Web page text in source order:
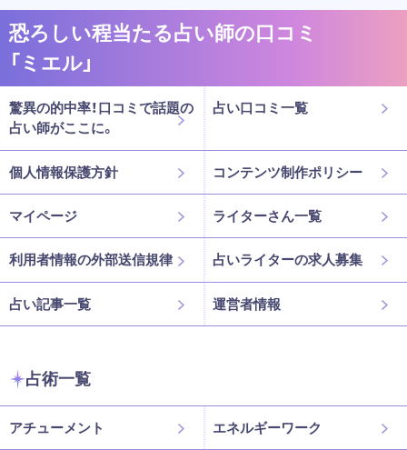
恐ろしい程当たる占い師の口コミ
「ミエル」
驚異の的中率！口コミで話題の
占い師がここに。
占い口コミ一覧
個人情報保護方針 コンテンツ制作ポリシー
マイページ ライターさん一覧
利用者情報の外部送信規律 占いライターの求人募集
占い記事一覧 運営者情報
占術一覧
アチューメント エネルギーワーク